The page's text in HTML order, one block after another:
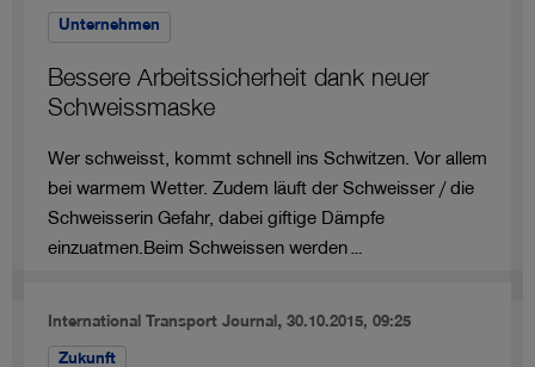
Unternehmen
Bessere Arbeitssicherheit dank neuer
Schweissmaske
Wer schweisst, kommt schnell ins Schwitzen. Vor allem
bei warmem Wetter. Zudem läuft der Schweisser / die
Schweisserin Gefahr, dabei giftige Dämpfe
einzuatmen.Beim Schweissen werden…
International Transport Journal, 30.10.2015, 09:25
Zukunft